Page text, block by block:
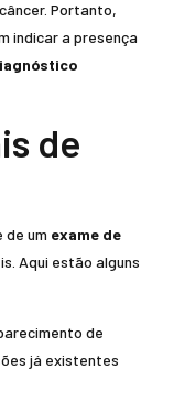
Portanto,
indicar a presença
de
de um exame de
Aqui estão alguns
de
já existentes